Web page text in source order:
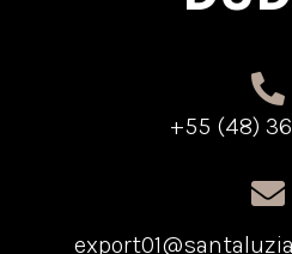
+55 (48)